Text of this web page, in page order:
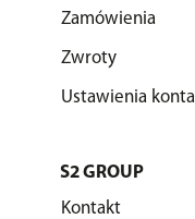
Zamówienia
Zwroty
Ustawienia konta
S2 GROUP
Kontakt